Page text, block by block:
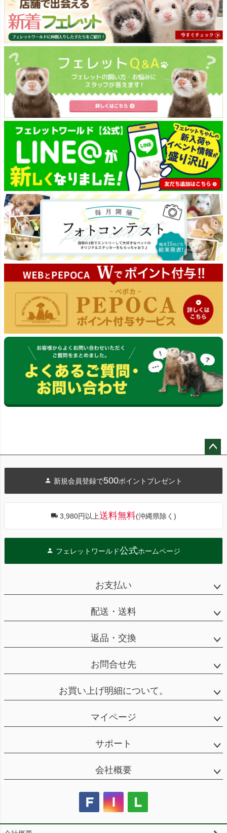
へ
新規会員登録で500ポイントプレゼント
3,980円以上送料無料(沖縄県除く)
フェレットワールド公式ホームページ
お支払い
配送・送料
返品・交換
お問合せ先
お買い上げ明細について。
マイページ
サポート
会社概要